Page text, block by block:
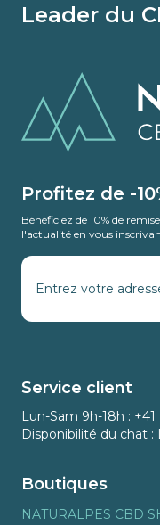
Leader du
Profitez de -
Bénéficiez de 10% de
l'actualité en vous
Service client
Lun-Sam 9h-18h :
Disponibilité du chat :
Boutiques
NATURALPES CBD